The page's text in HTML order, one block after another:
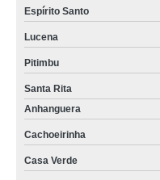
Espírito Santo
Lucena
Pitimbu
Santa Rita
Anhanguera
Cachoeirinha
Casa Verde